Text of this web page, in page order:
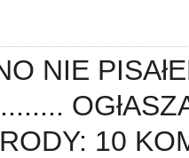
NIE
10